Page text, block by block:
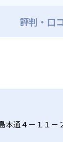
評判・口
本通４－１１－